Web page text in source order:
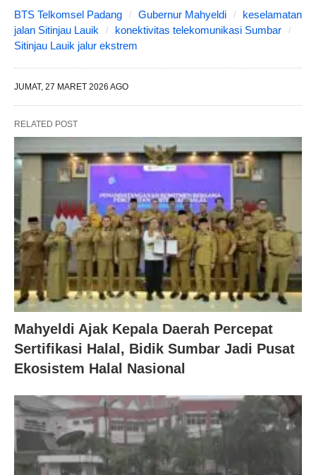
BTS Telkomsel Padang Gubernur Mahyeldi
keselamatan
jalan Sitinjau Lauik
konektivitas telekomunikasi Sumbar
Sitinjau Lauik jalur ekstrem
JUMAT, 27 MARET 2026 AGO
RELATED POST
Mahyeldi Ajak Kepala Daerah Percepat
Sertifikasi Halal, Bidik Sumbar Jadi Pusat
Ekosistem Halal Nasional